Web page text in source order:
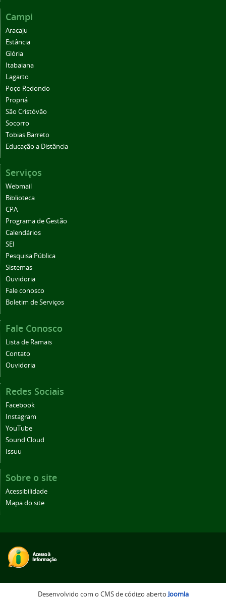
Campi
Aracaju
Estância
Glória
Itabaiana
Lagarto
Poço Redondo
Propriá
São Cristóvão
Socorro
Tobias Barreto
Educação a Distância
Serviços
Webmail
Biblioteca
CPA
Programa de Gestão
Calendários
SEI
Pesquisa Pública
Sistemas
Ouvidoria
Fale conosco
Boletim de Serviços
Fale Conosco
Lista de Ramais
Contato
Ouvidoria
Redes Sociais
Facebook
Instagram
YouTube
Sound Cloud
Issuu
Sobre o site
Acessibilidade
Mapa do site
Desenvolvido com o CMS de código aberto Joomla